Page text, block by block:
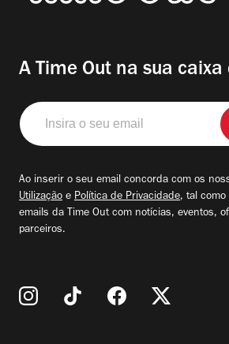
A Time Out na sua
Insira
o
seu
Ao inserir o seu email concorda com os
Utilização e Política de Privacidade, tal
emails da Time Out com notícias, eventos,
parceiros.